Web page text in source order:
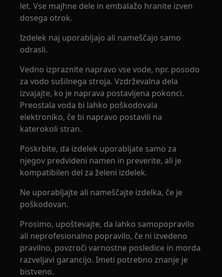
let. Vse majhne dele in embalažo hranite izven
dosega otrok.
Izdelek naj uporabljajo ali nameščajo samo
odrasli.
Vedno izpraznite napravo vse vode, npr. posodo
za vodo sušilnega stroja. Vzdrževalna dela
izvajajte, ko je naprava postavljena pokonci.
Preostala voda bi lahko poškodovala
elektroniko, če bi napravo postavili na
katerokoli stran.
Poskrbite, da izdelek uporabljate samo za
njegov predvideni namen in preverite, ali je
kompatibilen del za želeni izdelek.
Ne uporabljajte ali nameščajte izdelka, če je
poškodovan.
Prosimo, upoštevajte, da lahko samopopravilo
ali neprofesionalno popravilo, če ni izvedeno
pravilno, povzroči varnostne posledice in morda
razveljavi garancijo. Imeti potrebno znanje je
bistveno.